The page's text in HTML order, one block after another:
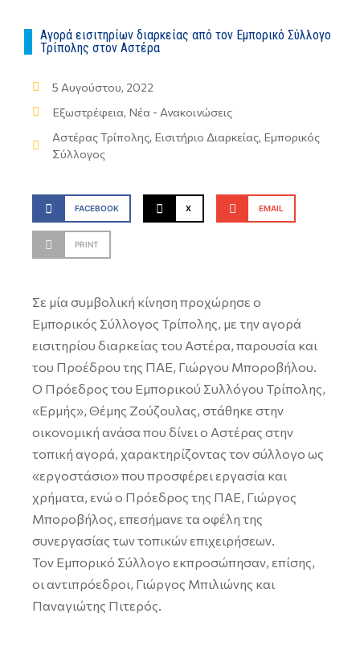
Αγορά εισιτηρίων διαρκείας από τον Εμπορικό Σύλλογο
Τρίπολης στον Αστέρα
5 Αυγούστου, 2022
Εξωστρέφεια, Νέα - Ανακοινώσεις
Αστέρας Τρίπολης, Εισιτήριο Διαρκείας, Εμπορικός
Σύλλογος
FACEBOOK X EMAIL
PRINT
Σε μία συμβολική κίνηση προχώρησε ο
Εμπορικός Σύλλογος Τρίπολης, με την αγορά
εισιτηρίου διαρκείας του Αστέρα, παρουσία και
του Προέδρου της ΠΑΕ, Γιώργου Μποροβήλου.
Ο Πρόεδρος του Εμπορικού Συλλόγου Τρίπολης,
«Ερμής», Θέμης Ζούζουλας, στάθηκε στην
οικονομική ανάσα που δίνει ο Αστέρας στην
τοπική αγορά, χαρακτηρίζοντας τον σύλλογο ως
«εργοστάσιο» που προσφέρει εργασία και
χρήματα, ενώ ο Πρόεδρος της ΠΑΕ, Γιώργος
Μποροβήλος, επεσήμανε τα οφέλη της
συνεργασίας των τοπικών επιχειρήσεων.
Τον Εμπορικό Σύλλογο εκπροσώπησαν, επίσης,
οι αντιπρόεδροι, Γιώργος Μπιλιώνης και
Παναγιώτης Πιτερός.